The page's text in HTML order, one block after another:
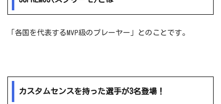
「各国を代表するMVP級のプレーヤー」とのことです。
カスタムセンスを持った選手が3名登場！